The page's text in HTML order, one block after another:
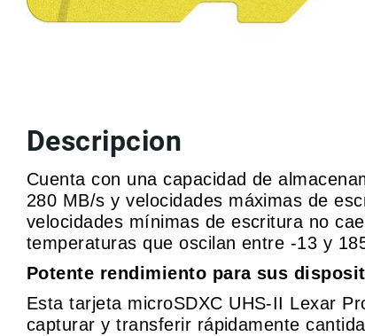
r
v
a
rc
a
s
C
o
n
t
c
t
Descripcion
Cuenta con una capacidad de
280 MB/s y velocidades máximas de
velocidades mínimas de escritura no
temperaturas que oscilan entre -13 y
Potente rendimiento para sus
Esta tarjeta microSDXC UHS-II Lexar
capturar y transferir rápidamente